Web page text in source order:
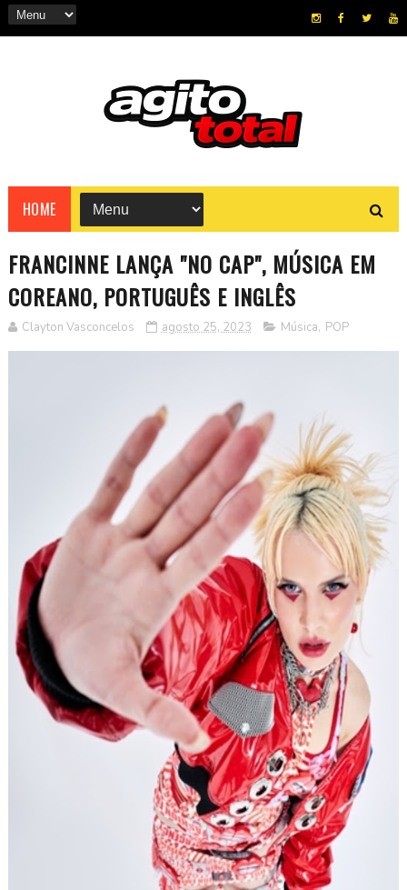
HOME
FRANCINNE LANÇA "NO CAP", MÚSICA EM
COREANO, PORTUGUÊS E INGLÊS
Clayton Vasconcelos agosto 25, 2023 Música, POP